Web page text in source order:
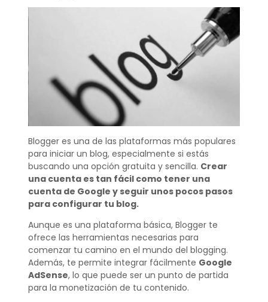
Blogger es una de las plataformas más populares
para iniciar un blog, especialmente si estás
buscando una opción gratuita y sencilla. Crear
una cuenta es tan fácil como tener una
cuenta de Google y seguir unos pocos pasos
para configurar tu blog.
Aunque es una plataforma básica, Blogger te
ofrece las herramientas necesarias para
comenzar tu camino en el mundo del blogging.
Además, te permite integrar fácilmente Google
AdSense, lo que puede ser un punto de partida
para la monetización de tu contenido.